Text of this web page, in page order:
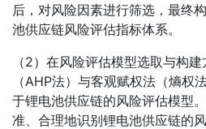
后，对风险因素进行筛选，最终
池供应链风险评估指标体系。
（2）在风险评估模型选取与构
（AHP法）与客观赋权法（熵权
于锂电池供应链的风险评估模型
准、合理地识别锂电池供应链的风